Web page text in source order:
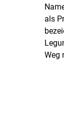
als
Weg